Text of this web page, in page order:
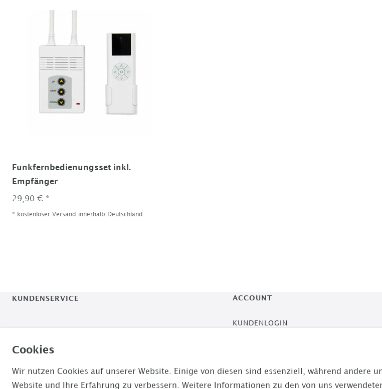
Funkfernbedienungsset inkl.
Empfänger
29,90 € *
* kostenloser Versand innerhalb Deutschland
KUNDENSERVICE ACCOUNT
KUNDENLOGIN
VERTRAG WIDERRUFEN
Cookies
Wir nutzen Cookies auf unserer Website. Einige von diesen sind essenziell, während andere
Website und Ihre Erfahrung zu verbessern. Weitere Informationen zu den von uns